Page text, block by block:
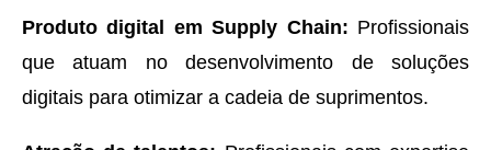
Produto digital em Supply Chain: Profissionais
que atuam no desenvolvimento de soluções
digitais para otimizar a cadeia de suprimentos.